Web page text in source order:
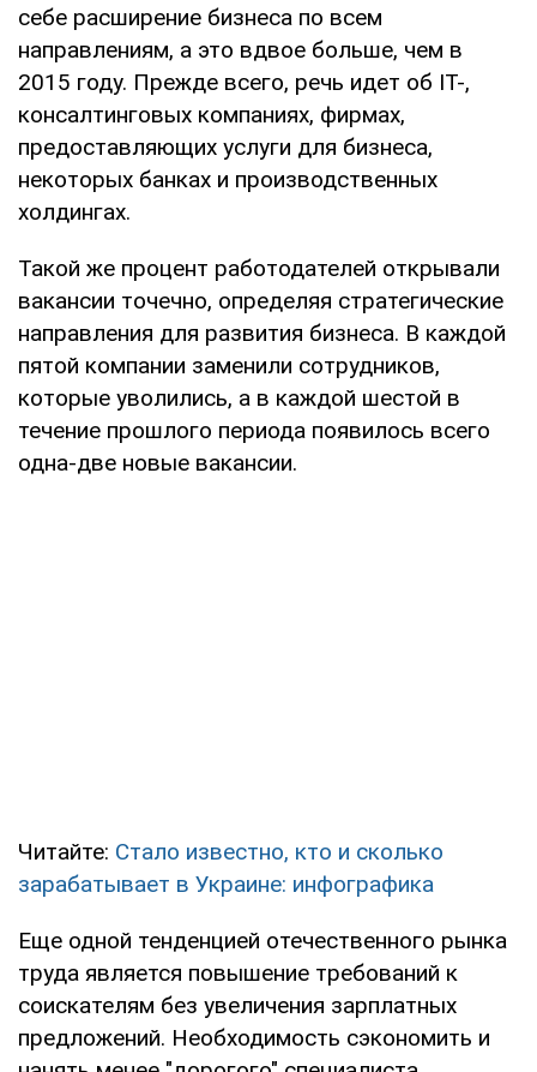
себе расширение бизнеса по всем
направлениям, а это вдвое больше, чем в
2015 году. Прежде всего, речь идет об ІТ-,
консалтинговых компаниях, фирмах,
предоставляющих услуги для бизнеса,
некоторых банках и производственных
холдингах.
Такой же процент работодателей открывали
вакансии точечно, определяя стратегические
направления для развития бизнеса. В каждой
пятой компании заменили сотрудников,
которые уволились, а в каждой шестой в
течение прошлого периода появилось всего
одна-две новые вакансии.
Читайте: Стало известно, кто и сколько
зарабатывает в Украине: инфографика
Еще одной тенденцией отечественного рынка
труда является повышение требований к
соискателям без увеличения зарплатных
предложений. Необходимость сэкономить и